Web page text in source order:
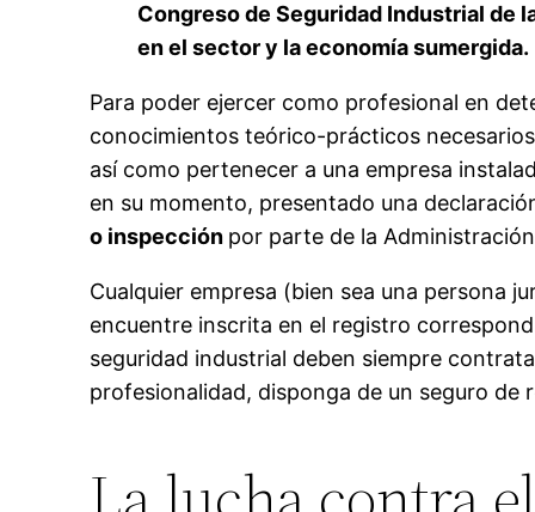
Congreso de Seguridad Industrial de
en el sector y la economía sumergida.
Para poder ejercer como profesional en
conocimientos teórico-prácticos
así como pertenecer a una empresa
en su momento, presentado una
o inspección por parte de la
Cualquier empresa (bien sea una persona
encuentre inscrita en el registro
seguridad industrial deben siempre
profesionalidad, disponga de un seguro de